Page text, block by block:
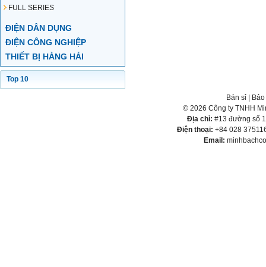
FULL SERIES
ĐIỆN DÂN DỤNG
ĐIỆN CÔNG NGHIỆP
THIẾT BỊ HÀNG HẢI
Top 10
Bán sỉ
© 2026 Công ty TNHH
Địa chỉ: #13 đường số
Điện thoại: +84 028
Email: